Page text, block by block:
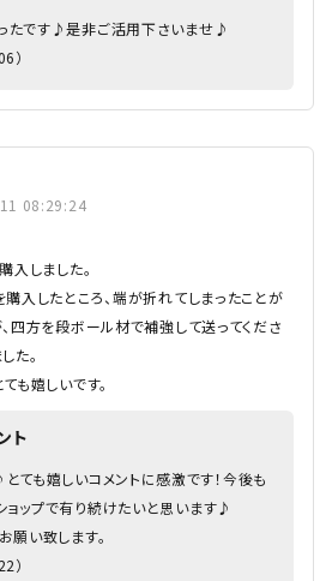
たです♪是非ご活用下さいませ♪
）
08:29:24
入しました。
入したところ、端が折れてしまったことが
四方を段ボール材で補強して送ってくださ
た。
も嬉しいです。
ト
ても嬉しいコメントに感激です！今後も
ョップで有り続けたいと思います♪
願い致します。
）